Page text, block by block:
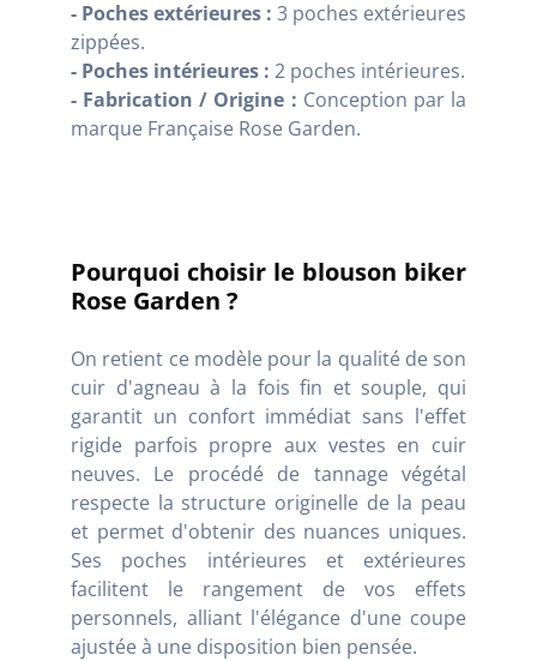
- Poches extérieures : 3 poches extérieures
zippées.
- Poches intérieures : 2 poches intérieures.
- Fabrication / Origine : Conception par la
marque Française Rose Garden.
Pourquoi choisir le blouson biker
Rose Garden ?
On retient ce modèle pour la qualité de son
cuir d'agneau à la fois fin et souple, qui
garantit un confort immédiat sans l'effet
rigide parfois propre aux vestes en cuir
neuves. Le procédé de tannage végétal
respecte la structure originelle de la peau
et permet d'obtenir des nuances uniques.
Ses poches intérieures et extérieures
facilitent le rangement de vos effets
personnels, alliant l'élégance d'une coupe
ajustée à une disposition bien pensée.